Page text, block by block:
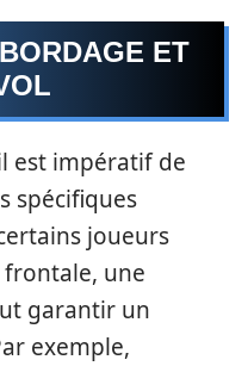
ET
est impératif de
spécifiques
joueurs
une
garantir un
exemple,